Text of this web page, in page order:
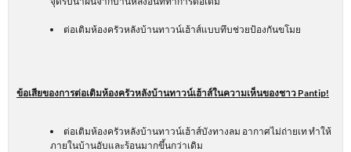
ต่อเติมห้องครัวหลังบ้านทาวน์เฮ้าส์แบบทึบช่วยป้องกันขโมย
ข้อเสียของการต่อเติมห้องครัวหลังบ้านทาวน์เฮ้าส์ในความเห็นของชาว Pantip!
ต่อเติมห้องครัวหลังบ้านทาวน์เฮ้าส์บังทางลม อากาศไม่ถ่ายเท ทำให้
ภายในบ้านอับและร้อนมากขึ้นกว่าเดิม